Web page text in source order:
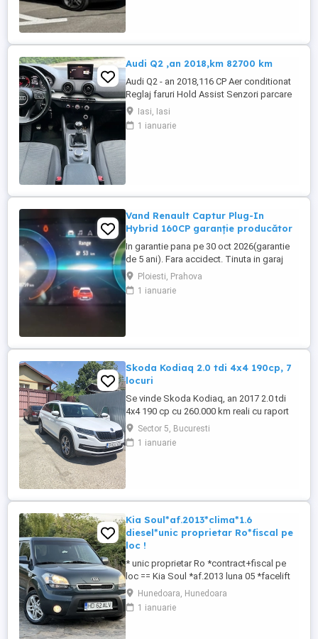
Audi Q2 ,an 2018,km 82700 km
Audi Q2 - an 2018,116 CP Aer conditionat
Reglaj faruri Hold Assist Senzori parcare
spate Zone climatice standard Navigatie
mare Roată de rezervă Tractiune fata
Volan din piele cu comenzi Atașare ISOFIX
Iasi, Iasi
1 ianuarie
Vand Renault Captur Plug-In
Hybrid 160CP garanție producător
In garantie pana pe 30 oct 2026(garantie
de 5 ani). Fara accidect. Tinuta in garaj
(arata ca noua, nu are zgarieturi). Folosita
doar la naveta(30km zilnic). Nu are urme
de uzura, placutele si discurile nu sunt
Ploiesti, Prahova
1 ianuarie
Skoda Kodiaq 2.0 tdi 4x4 190cp, 7
locuri
Se vinde Skoda Kodiaq, an 2017 2.0 tdi
4x4 190 cp cu 260.000 km reali cu raport
car vertical. La 253.000 km s-a efectuat
revizie cu facturi la: ulei+filtre, plăcute
frână, rulment spate, schimbat ulei dsg ,
Sector 5, Bucuresti
1 ianuarie
Kia Soul*af.2013*clima*1.6
diesel*unic proprietar Ro*fiscal pe
loc !
* unic proprietar Ro *contract+fiscal pe
loc == Kia Soul *af.2013 luna 05 *facelift
== 1.6 diesel CRDI 16 valve *unic
proprietar pe brif == auto de nefumator
*85 kw 116 cp *euro 5 == km:224.968
Hunedoara, Hunedoara
1 ianuarie